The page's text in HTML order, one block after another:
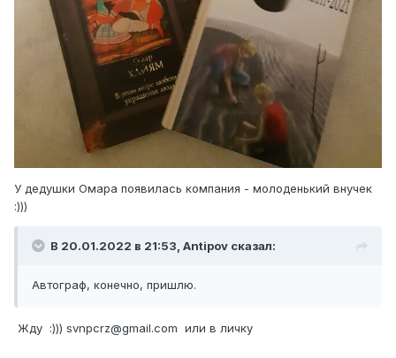
У дедушки Омара появилась компания - молоденький внучек
:)))
В 20.01.2022 в 21:53, Antipov сказал:
Автограф, конечно, пришлю.
Жду :))) svnpcrz@gmail.com или в личку